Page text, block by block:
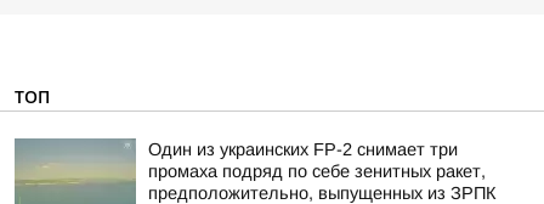
ТОП
Один из украинских FP-2 снимает три
промаха подряд по себе зенитных ракет,
предположительно, выпущенных из ЗРПК